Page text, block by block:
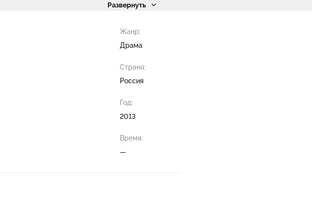
Развернуть
Жанр:
Драма
Страна:
Россия
Год:
2013
Время:
—